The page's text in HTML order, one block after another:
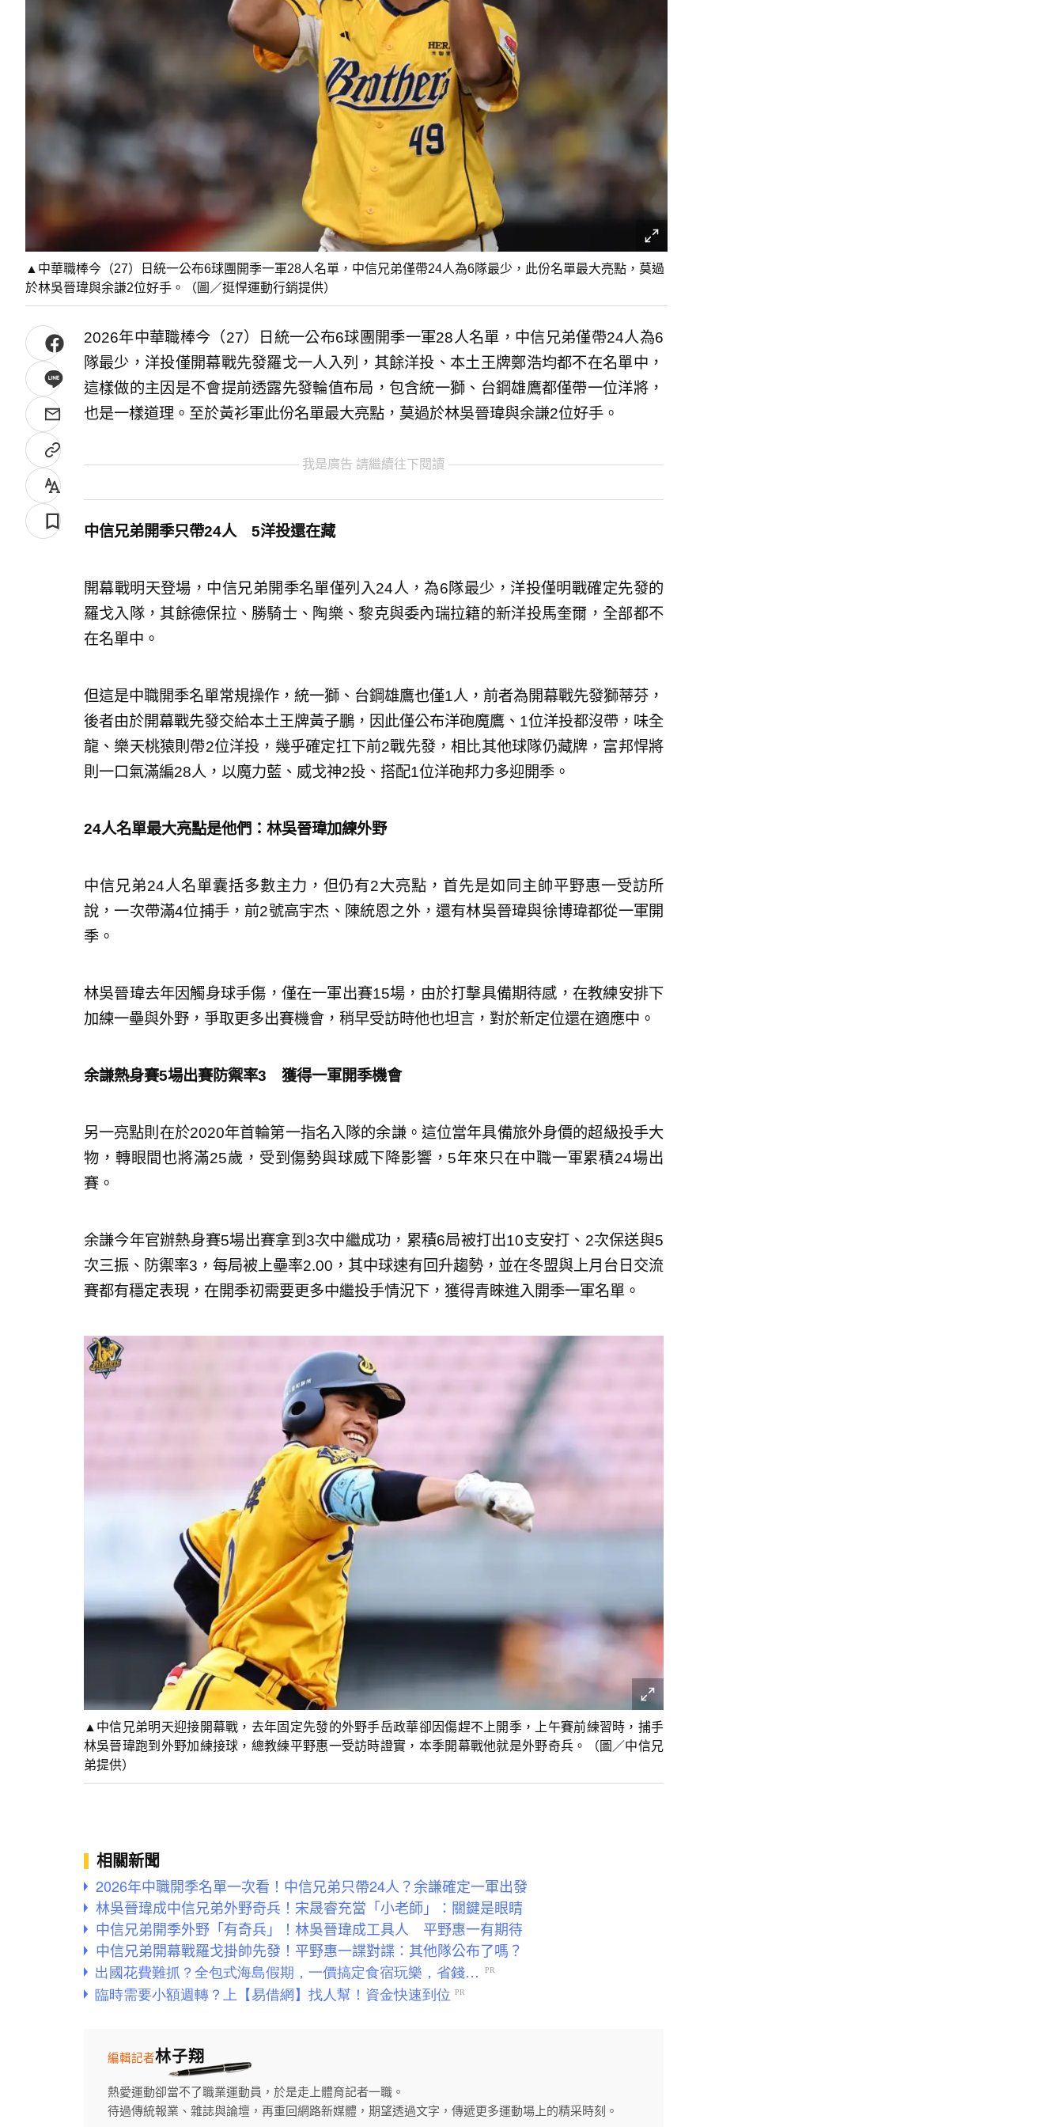
▲中華職棒今（27）日統一公布6球團開季一軍28人名單，中信兄弟僅帶24人為6隊最少，此份名單最大亮點，莫過
於林吳晉瑋與余謙2位好手。（圖／挺悍運動行銷提供）
2026年中華職棒今（27）日統一公布6球團開季一軍28人名單，中信兄弟僅帶24人為6
隊最少，洋投僅開幕戰先發羅戈一人入列，其餘洋投、本土王牌鄭浩均都不在名單中，
這樣做的主因是不會提前透露先發輪值布局，包含統一獅、台鋼雄鷹都僅帶一位洋將，
也是一樣道理。至於黃衫軍此份名單最大亮點，莫過於林吳晉瑋與余謙2位好手。
我是廣告 請繼續往下閱讀
中信兄弟開季只帶24人 5洋投還在藏
開幕戰明天登場，中信兄弟開季名單僅列入24人，為6隊最少，洋投僅明戰確定先發的
羅戈入隊，其餘德保拉、勝騎士、陶樂、黎克與委內瑞拉籍的新洋投馬奎爾，全部都不
在名單中。
但這是中職開季名單常規操作，統一獅、台鋼雄鷹也僅1人，前者為開幕戰先發獅蒂芬，
後者由於開幕戰先發交給本土王牌黃子鵬，因此僅公布洋砲魔鷹、1位洋投都沒帶，味全
龍、樂天桃猿則帶2位洋投，幾乎確定扛下前2戰先發，相比其他球隊仍藏牌，富邦悍將
則一口氣滿編28人，以魔力藍、威戈神2投、搭配1位洋砲邦力多迎開季。
24人名單最大亮點是他們：林吳晉瑋加練外野
中信兄弟24人名單囊括多數主力，但仍有2大亮點，首先是如同主帥平野惠一受訪所
說，一次帶滿4位捕手，前2號高宇杰、陳統恩之外，還有林吳晉瑋與徐博瑋都從一軍開
季。
林吳晉瑋去年因觸身球手傷，僅在一軍出賽15場，由於打擊具備期待感，在教練安排下
加練一壘與外野，爭取更多出賽機會，稍早受訪時他也坦言，對於新定位還在適應中。
余謙熱身賽5場出賽防禦率3 獲得一軍開季機會
另一亮點則在於2020年首輪第一指名入隊的余謙。這位當年具備旅外身價的超級投手大
物，轉眼間也將滿25歲，受到傷勢與球威下降影響，5年來只在中職一軍累積24場出
賽。
余謙今年官辦熱身賽5場出賽拿到3次中繼成功，累積6局被打出10支安打、2次保送與5
次三振、防禦率3，每局被上壘率2.00，其中球速有回升趨勢，並在冬盟與上月台日交流
賽都有穩定表現，在開季初需要更多中繼投手情況下，獲得青睞進入開季一軍名單。
▲中信兄弟明天迎接開幕戰，去年固定先發的外野手岳政華卻因傷趕不上開季，上午賽前練習時，捕手
林吳晉瑋跑到外野加練接球，總教練平野惠一受訪時證實，本季開幕戰他就是外野奇兵。（圖／中信兄
弟提供）
相關新聞
2026年中職開季名單一次看！中信兄弟只帶24人？余謙確定一軍出發
林吳晉瑋成中信兄弟外野奇兵！宋晟睿充當「小老師」：關鍵是眼睛
中信兄弟開季外野「有奇兵」！林吳晉瑋成工具人 平野惠一有期待
中信兄弟開幕戰羅戈掛帥先發！平野惠一諜對諜：其他隊公布了嗎？
林子翔
編輯記者
熱愛運動卻當不了職業運動員，於是走上體育記者一職。
待過傳統報業、雜誌與論壇，再重回網路新媒體，期望透過文字，傳遞更多運動場上的精采時刻。